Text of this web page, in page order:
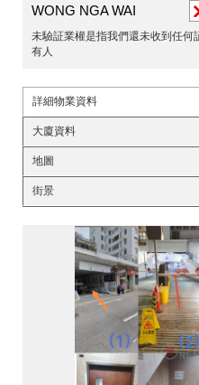
WONG NGA WAI
未驗証業權是指我們還未收到任
有人
詳細物業資料
大廈資料
地圖
街景